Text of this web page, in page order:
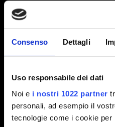
Consenso Dettagli
Uso responsabile dei dati
Noi e i nostri 1022 partner
personali, ad esempio il
tecnologie come i cookie
preliminare di altre
ci sia un'altra missione da
riscontri problemi.
Svuota la cache della
Attendi che le spie
completamente e scollega il
Attendi almeno 2 minuti.